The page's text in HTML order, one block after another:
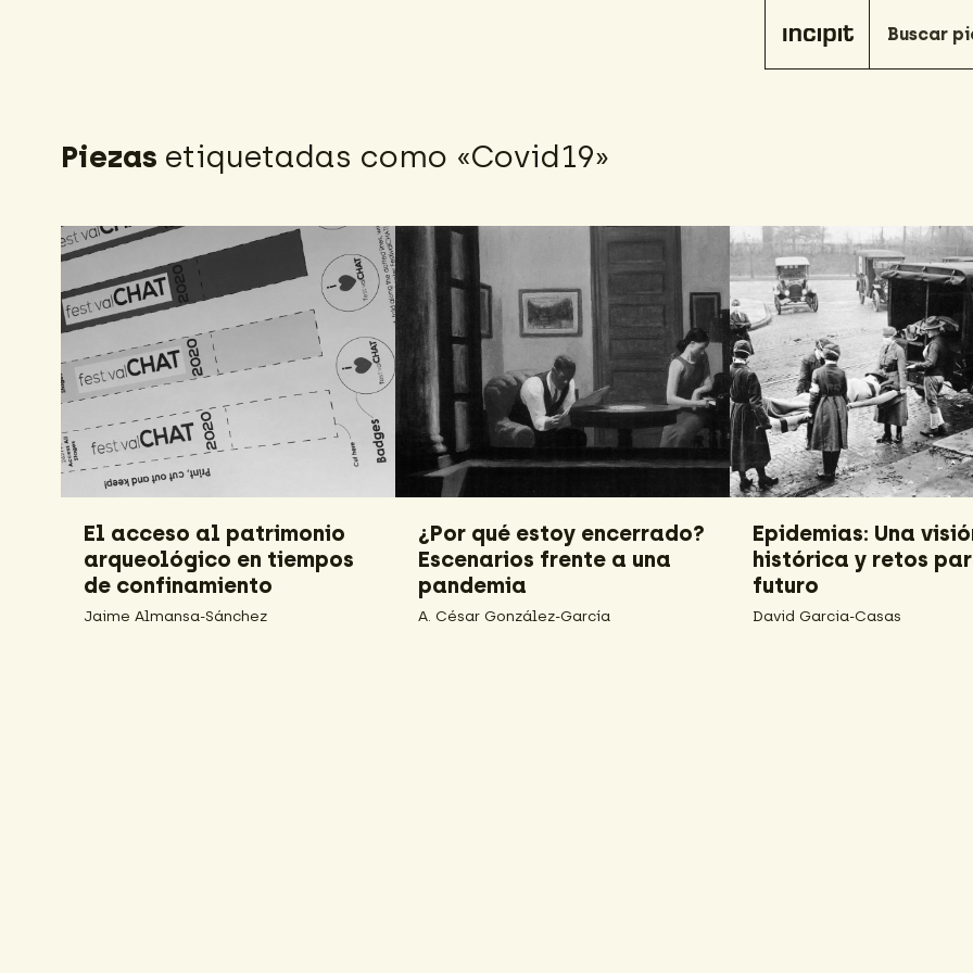
Piezas etiquetadas como «Covid19»
El acceso al patrimonio
arqueológico en tiempos
de confinamiento
Jaime Almansa-Sánchez
Nuevas realidades, viejas
fórmulas
¿Por qué estoy encerrado?
Escenarios frente a una
pandemia
A. César González-García
Lo que dicen las
simulaciones de
de una pandemia
Covid-19
Epidemias: Una
histórica y retos
futuro
David Garcia-Casas